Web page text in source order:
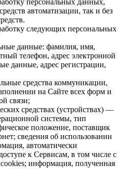
автоматизации, так и без
следующих персональных
данные: фамилия, имя,
телефон, адрес электронной
данные, адрес регистрации,
средства коммуникации,
на Сайте всех форм и
связи;
средствах (устройствах) —
системы, тип
положение, поставщик
сведения об использовании
автоматически
к Сервисам, в том числе с
информация, полученная